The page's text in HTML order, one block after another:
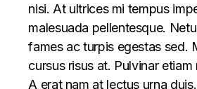
nisi. At ultrices mi tempus
malesuada pellentesque.
fames ac turpis egestas sed.
cursus risus at. Pulvinar etiam
A erat nam at lectus urna